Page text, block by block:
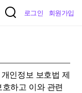
로그인 회원가입
인정보 보호법 제
하고 이와 관련